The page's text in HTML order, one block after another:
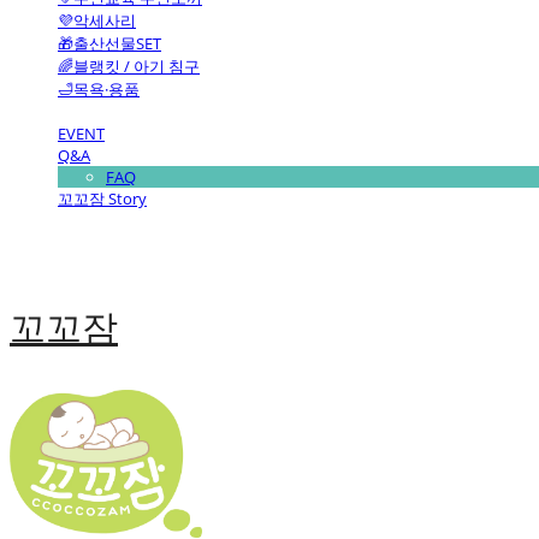
💜악세사리
🎁출산선물SET
🌈블랭킷 / 아기 침구
🛁목욕·용품
EVENT
Q&A
FAQ
꼬꼬잠 Story
꼬꼬잠